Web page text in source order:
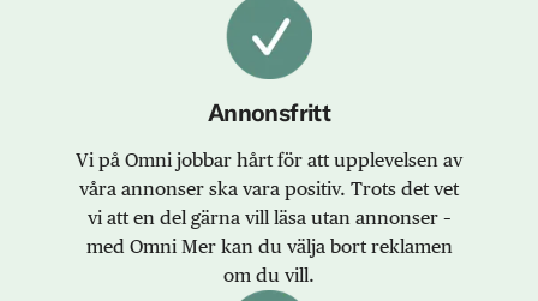
Annonsfritt
Vi på Omni jobbar hårt för att upplevelsen av
våra annonser ska vara positiv. Trots det vet
vi att en del gärna vill läsa utan annonser –
med Omni Mer kan du välja bort reklamen
om du vill.